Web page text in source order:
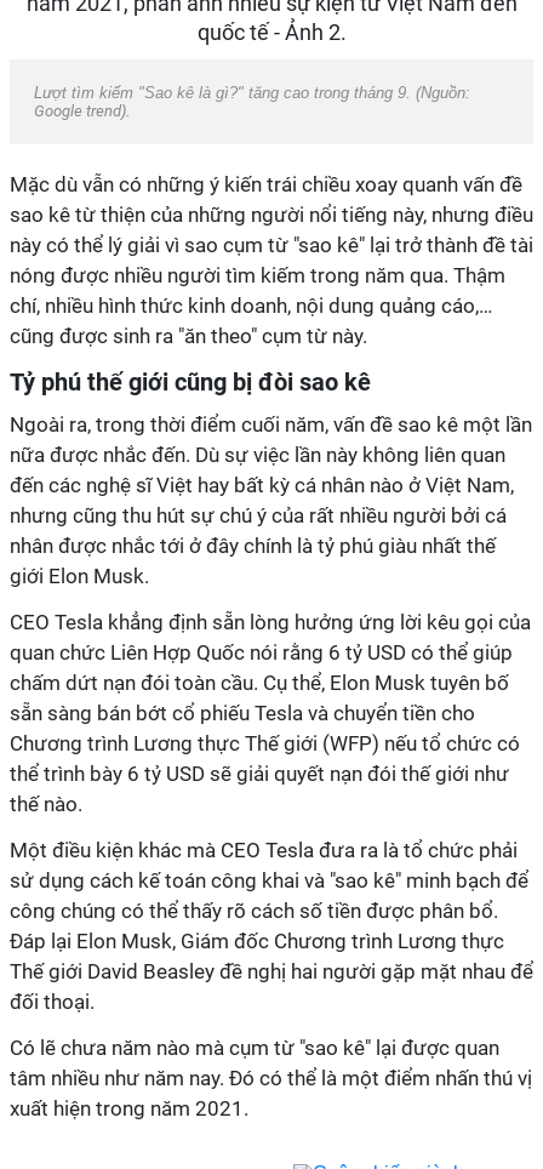
Lượt tìm kiếm "Sao kê là gì?" tăng cao trong tháng 9. (Nguồn:
Google trend).
Mặc dù vẫn có những ý kiến trái chiều xoay quanh vấn đề
sao kê từ thiện của những người nổi tiếng này, nhưng điều
này có thể lý giải vì sao cụm từ "sao kê" lại trở thành đề tài
nóng được nhiều người tìm kiếm trong năm qua. Thậm
chí, nhiều hình thức kinh doanh, nội dung quảng cáo,…
cũng được sinh ra "ăn theo" cụm từ này.
Tỷ phú thế giới cũng bị đòi sao kê
Ngoài ra, trong thời điểm cuối năm, vấn đề sao kê một lần
nữa được nhắc đến. Dù sự việc lần này không liên quan
đến các nghệ sĩ Việt hay bất kỳ cá nhân nào ở Việt Nam,
nhưng cũng thu hút sự chú ý của rất nhiều người bởi cá
nhân được nhắc tới ở đây chính là tỷ phú giàu nhất thế
giới Elon Musk.
CEO Tesla khẳng định sẵn lòng hưởng ứng lời kêu gọi của
quan chức Liên Hợp Quốc nói rằng 6 tỷ USD có thể giúp
chấm dứt nạn đói toàn cầu. Cụ thể, Elon Musk tuyên bố
sẵn sàng bán bớt cổ phiếu Tesla và chuyển tiền cho
Chương trình Lương thực Thế giới (WFP) nếu tổ chức có
thể trình bày 6 tỷ USD sẽ giải quyết nạn đói thế giới như
thế nào.
Một điều kiện khác mà CEO Tesla đưa ra là tổ chức phải
sử dụng cách kế toán công khai và "sao kê" minh bạch để
công chúng có thể thấy rõ cách số tiền được phân bổ.
Đáp lại Elon Musk, Giám đốc Chương trình Lương thực
Thế giới David Beasley đề nghị hai người gặp mặt nhau để
đối thoại.
Có lẽ chưa năm nào mà cụm từ "sao kê" lại được quan
tâm nhiều như năm nay. Đó có thể là một điểm nhấn thú vị
xuất hiện trong năm 2021.